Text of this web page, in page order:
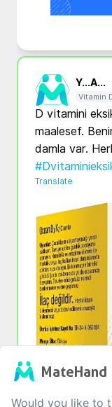
Y...A...
Vitamin
D vitamini
maalesef.
Translate
MateHand
Would you like to